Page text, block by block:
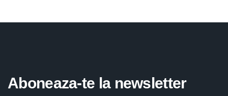
Aboneaza-te la newsletter